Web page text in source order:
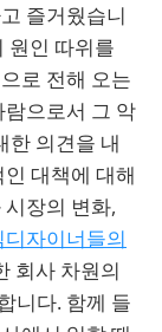
즐거웠습니
원인 따위를
로 전해 오는
으로서 그 악
한 의견을 내
대책에 대해
장의 변화,
디자이너들의
회사 차원의
니다. 함께 들